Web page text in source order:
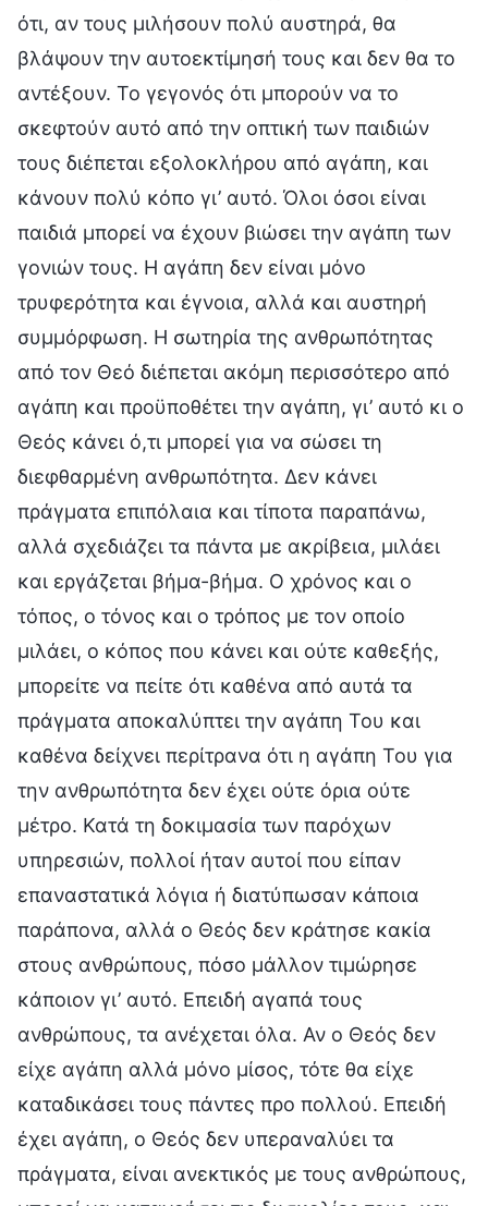
ότι, αν τους μιλήσουν πολύ αυστηρά, θα
βλάψουν την αυτοεκτίμησή τους και δεν θα το
αντέξουν. Το γεγονός ότι μπορούν να το
σκεφτούν αυτό από την οπτική των παιδιών
τους διέπεται εξολοκλήρου από αγάπη, και
κάνουν πολύ κόπο γι’ αυτό. Όλοι όσοι είναι
παιδιά μπορεί να έχουν βιώσει την αγάπη των
γονιών τους. Η αγάπη δεν είναι μόνο
τρυφερότητα και έγνοια, αλλά και αυστηρή
συμμόρφωση. Η σωτηρία της ανθρωπότητας
από τον Θεό διέπεται ακόμη περισσότερο από
αγάπη και προϋποθέτει την αγάπη, γι’ αυτό κι ο
Θεός κάνει ό,τι μπορεί για να σώσει τη
διεφθαρμένη ανθρωπότητα. Δεν κάνει
πράγματα επιπόλαια και τίποτα παραπάνω,
αλλά σχεδιάζει τα πάντα με ακρίβεια, μιλάει
και εργάζεται βήμα-βήμα. Ο χρόνος και ο
τόπος, ο τόνος και ο τρόπος με τον οποίο
μιλάει, ο κόπος που κάνει και ούτε καθεξής,
μπορείτε να πείτε ότι καθένα από αυτά τα
πράγματα αποκαλύπτει την αγάπη Του και
καθένα δείχνει περίτρανα ότι η αγάπη Του για
την ανθρωπότητα δεν έχει ούτε όρια ούτε
μέτρο. Κατά τη δοκιμασία των παρόχων
υπηρεσιών, πολλοί ήταν αυτοί που είπαν
επαναστατικά λόγια ή διατύπωσαν κάποια
παράπονα, αλλά ο Θεός δεν κράτησε κακία
στους ανθρώπους, πόσο μάλλον τιμώρησε
κάποιον γι’ αυτό. Επειδή αγαπά τους
ανθρώπους, τα ανέχεται όλα. Αν ο Θεός δεν
είχε αγάπη αλλά μόνο μίσος, τότε θα είχε
καταδικάσει τους πάντες προ πολλού. Επειδή
έχει αγάπη, ο Θεός δεν υπεραναλύει τα
πράγματα, είναι ανεκτικός με τους ανθρώπους,